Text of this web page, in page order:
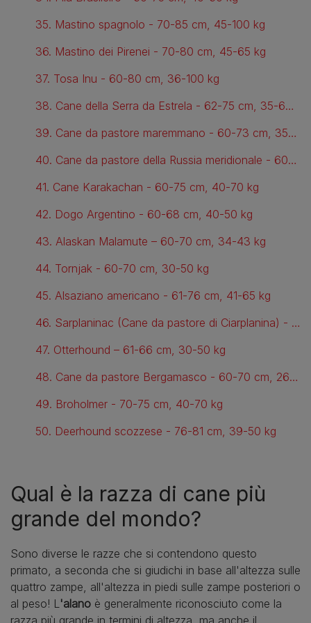
35. Mastino spagnolo - 70-85 cm, 45-100 kg
36. Mastino dei Pirenei - 70-80 cm, 45-65 kg
37. Tosa Inu - 60-80 cm, 36-100 kg
38. Cane della Serra da Estrela - 62-75 cm, 35-60 kg
39. Cane da pastore maremmano - 60-73 cm, 35-52 kg
40. Cane da pastore della Russia meridionale - 60-75 cm, 40-60 kg
41. Cane Karakachan - 60-75 cm, 40-70 kg
42. Dogo Argentino - 60-68 cm, 40-50 kg
43. Alaskan Malamute – 60-70 cm, 34-43 kg
44. Tornjak - 60-70 cm, 30-50 kg
45. Alsaziano americano - 61-76 cm, 41-65 kg
46. Sarplaninac (Cane da pastore di Ciarplanina) - 56-62 cm, 35-45 kg
47. Otterhound – 61-66 cm, 30-50 kg
48. Cane da pastore Bergamasco - 60-70 cm, 26-38 kg
49. Broholmer - 70-75 cm, 40-70 kg
50. Deerhound scozzese - 76-81 cm, 39-50 kg
Qual è la razza di cane più
grande del mondo?
Sono diverse le razze che si contendono questo
primato, a seconda che si giudichi in base all'altezza sulle
quattro zampe, all'altezza in piedi sulle zampe posteriori o
al peso! L 'alano è generalmente riconosciuto come la
razza più grande in termini di altezza, ma anche il